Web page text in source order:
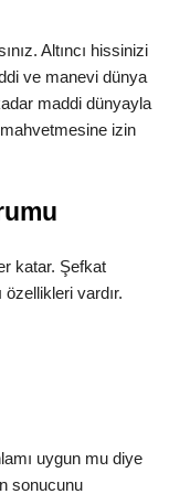
Altıncı hissinizi
ve manevi dünya
maddi dünyayla
mahvetmesine izin
katar. Şefkat
vardır.
uygun mu diye
sonucunu